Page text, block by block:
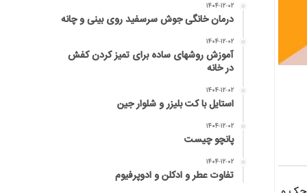
۱۴۰۴-۱۲-۰۲
درمان خانگی جوش سرسفید روی بینی و چانه
۱۴۰۴-۱۲-۰۲
آموزش روشهای ساده برای تمیز کردن کفش
در خانه
۱۴۰۴-۱۲-۰۲
استایل با کت بلیزر و شلوار جین
۱۴۰۴-۱۲-۰۲
پانچو چیست
۱۴۰۴-۱۲-۰۲
تفاوت عطر و ادکلن و ادوپرفیوم